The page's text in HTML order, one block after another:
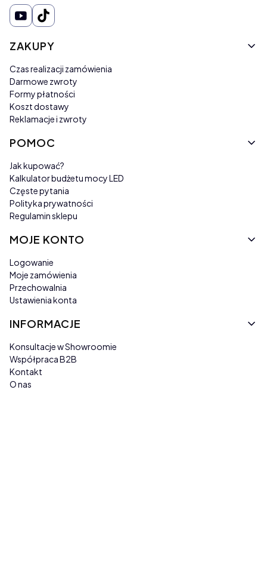
Linki w stopce
ZAKUPY
Czas realizacji zamówienia
Darmowe zwroty
Formy płatności
Koszt dostawy
Reklamacje i zwroty
POMOC
Jak kupować?
Kalkulator budżetu mocy LED
Częste pytania
Polityka prywatności
Regulamin sklepu
MOJE KONTO
Logowanie
Moje zamówienia
Przechowalnia
Ustawienia konta
INFORMACJE
Konsultacje w Showroomie
Współpraca B2B
Kontakt
O nas